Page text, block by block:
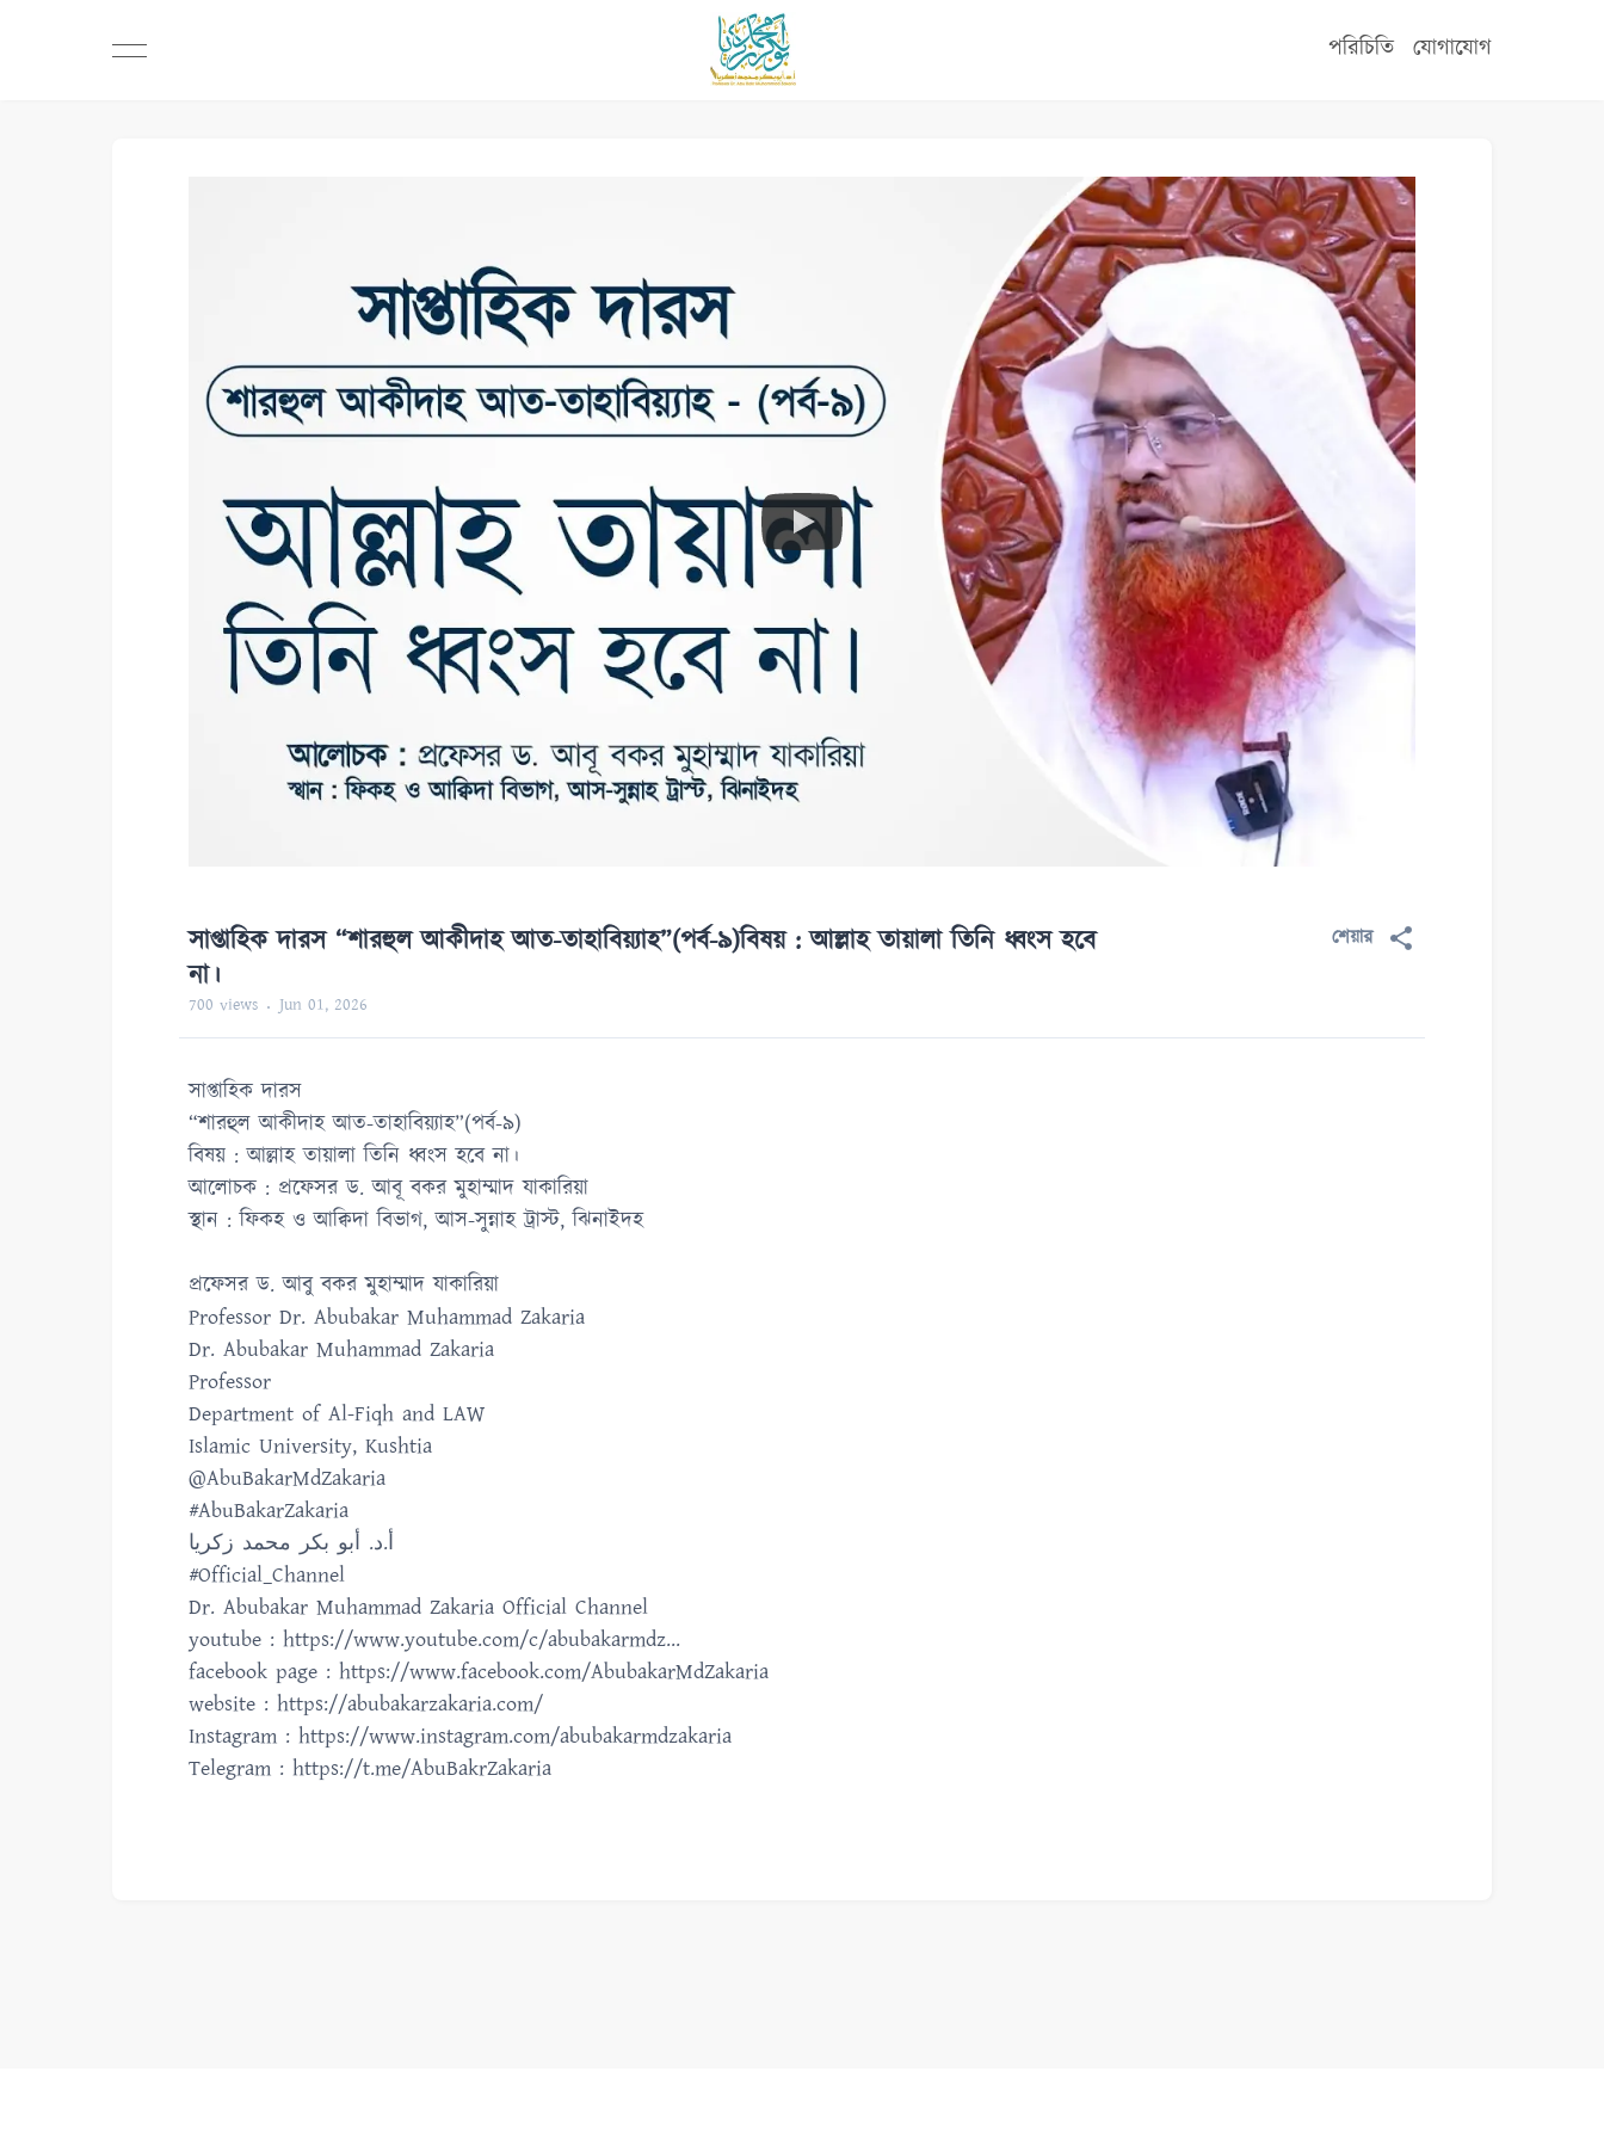
পরিচিতি যোগাযোগ
সাপ্তাহিক দারস “শারহুল আকীদাহ আত-তাহাবিয়্যাহ”(পর্ব-৯)বিষয় : আল্লাহ তায়ালা তিনি ধ্বংস হবে
না।
700 views Jun 01, 2026
শেয়ার
সাপ্তাহিক দারস
“শারহুল আকীদাহ আত-তাহাবিয়্যাহ”(পর্ব-৯)
বিষয় : আল্লাহ তায়ালা তিনি ধ্বংস হবে না।
আলোচক : প্রফেসর ড. আবূ বকর মুহাম্মাদ যাকারিয়া
স্থান : ফিকহ ও আক্বিদা বিভাগ, আস-সুন্নাহ ট্রাস্ট, ঝিনাইদহ
প্রফেসর ড. আবু বকর মুহাম্মাদ যাকারিয়া
Professor Dr. Abubakar Muhammad Zakaria
Dr. Abubakar Muhammad Zakaria
Professor
Department of Al-Fiqh and LAW
Islamic University, Kushtia
@AbuBakarMdZakaria
#AbuBakarZakaria
أ.د. أبو بكر محمد زكريا
#Official_Channel
Dr. Abubakar Muhammad Zakaria Official Channel
youtube : https://www.youtube.com/c/abubakarmdz...
facebook page : https://www.facebook.com/AbubakarMdZakaria
website : https://abubakarzakaria.com/
Instagram : https://www.instagram.com/abubakarmdzakaria
Telegram : https://t.me/AbuBakrZakaria